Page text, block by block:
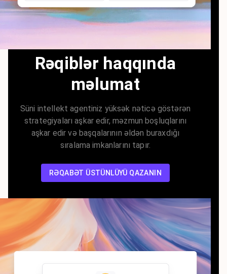
Rəqiblər haqqında
məlumat
Süni intellekt agentiniz yüksək nəticə göstərən
strategiyaları aşkar edir, məzmun boşluqlarını
aşkar edir və başqalarının əldən buraxdığı
sıralama imkanlarını tapır.
RƏQABƏT ÜSTÜNLÜYÜ QAZANIN